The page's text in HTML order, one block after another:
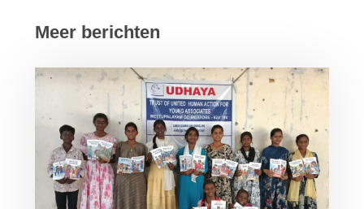
Meer berichten